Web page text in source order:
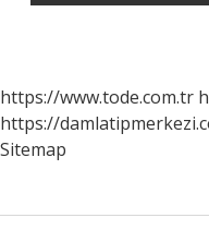
https://www.tode.com.tr
https://
Sitemap